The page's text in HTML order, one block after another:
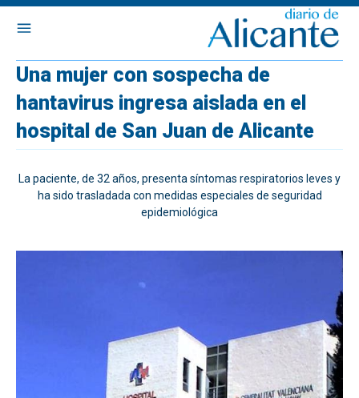
Una mujer con sospecha de
hantavirus ingresa aislada en el
hospital de San Juan de Alicante
La paciente, de 32 años, presenta síntomas respiratorios leves y
ha sido trasladada con medidas especiales de seguridad
epidemiológica